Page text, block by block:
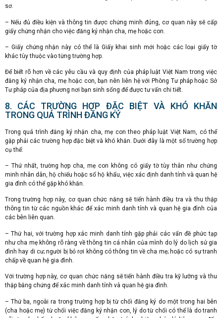
sơ.
– Nếu đủ điều kiện và thông tin được chứng minh đúng, cơ quan này sẽ cấp
giấy chứng nhận cho việc đăng ký nhận cha, mẹ hoặc con.
– Giấy chứng nhận này có thể là Giấy khai sinh mới hoặc các loại giấy tờ
khác tùy thuộc vào từng trường hợp.
Để biết rõ hơn về các yêu cầu và quy định của pháp luật Việt Nam trong việc
đăng ký nhận cha, mẹ hoặc con, bạn nên liên hệ với Phòng Tư pháp hoặc Sở
Tư pháp của địa phương nơi bạn sinh sống để được tư vấn chi tiết.
8. CÁC TRƯỜNG HỢP ĐẶC BIỆT VÀ KHÓ KHĂN
TRONG QUÁ TRÌNH ĐĂNG KÝ
Trong quá trình đăng ký nhận cha, mẹ con theo pháp luật Việt Nam, có thể
gặp phải các trường hợp đặc biệt và khó khăn. Dưới đây là một số trường hợp
cụ thể:
– Thứ nhất, trường hợp cha, mẹ con không có giấy tờ tùy thân như chứng
minh nhân dân, hộ chiếu hoặc sổ hộ khẩu, việc xác định danh tính và quan hệ
gia đình có thể gặp khó khăn.
Trong trường hợp này, cơ quan chức năng sẽ tiến hành điều tra và thu thập
thông tin từ các nguồn khác để xác minh danh tính và quan hệ gia đình của
các bên liên quan.
– Thứ hai, với trường hợp xác minh danh tính gặp phải các vấn đề phức tạp
như cha mẹ không rõ ràng về thông tin cá nhân của mình do lý do lịch sử gia
đình hay di cư; người bị bỏ rơi không có thông tin về cha mẹ; hoặc có sự tranh
chấp về quan hệ gia đình.
Với trường hợp này, cơ quan chức năng sẽ tiến hành điều tra kỹ lưỡng và thu
thập bằng chứng để xác minh danh tính và quan hệ gia đình.
– Thứ ba, ngoài ra trong trường hợp bị từ chối đăng ký do một trong hai bên
(cha hoặc mẹ) từ chối việc đăng ký nhận con, lý do từ chối có thể là do tranh